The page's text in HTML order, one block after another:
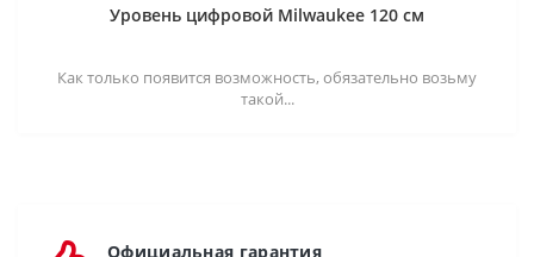
Уровень цифровой Milwaukee 120 см
Как только появится возможность, обязательно возьму
такой...
Официальная гарантия